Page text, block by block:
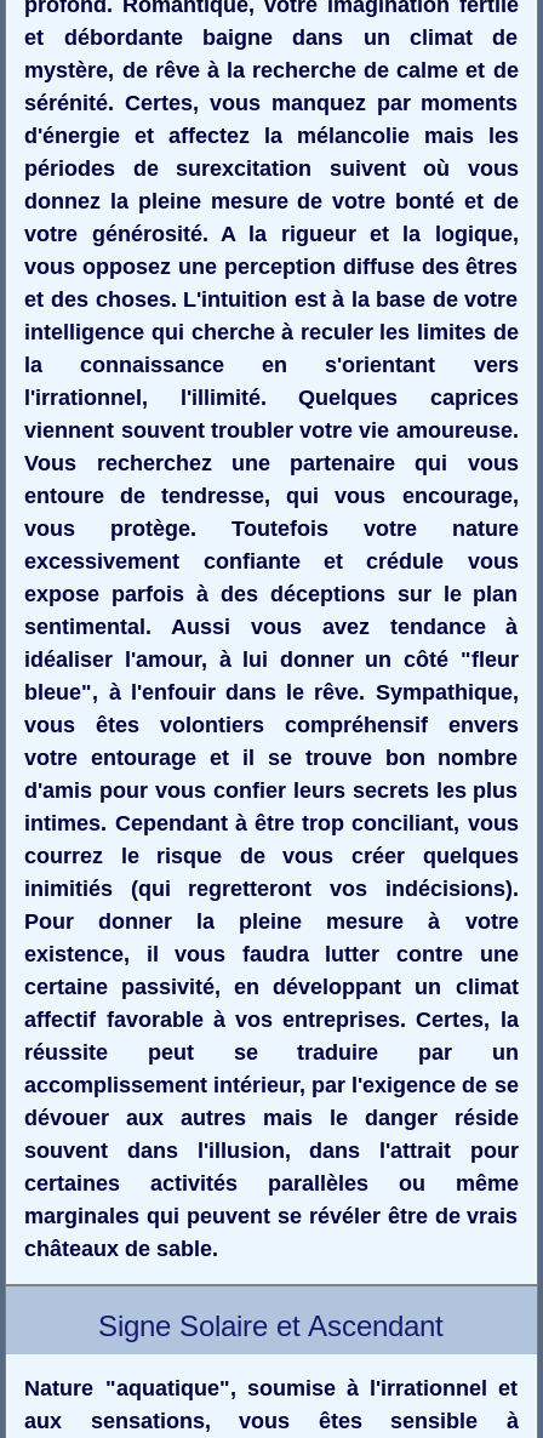
et débordante baigne dans un climat de
mystère, de rêve à la recherche de calme et de
sérénité. Certes, vous manquez par moments
d'énergie et affectez la mélancolie mais les
périodes de surexcitation suivent où vous
donnez la pleine mesure de votre bonté et de
votre générosité. A la rigueur et la logique,
vous opposez une perception diffuse des êtres
et des choses. L'intuition est à la base de votre
intelligence qui cherche à reculer les limites de
la connaissance en s'orientant vers
l'irrationnel, l'illimité. Quelques caprices
viennent souvent troubler votre vie amoureuse.
Vous recherchez une partenaire qui vous
entoure de tendresse, qui vous encourage,
vous protège. Toutefois votre nature
excessivement confiante et crédule vous
expose parfois à des déceptions sur le plan
sentimental. Aussi vous avez tendance à
idéaliser l'amour, à lui donner un côté "fleur
bleue", à l'enfouir dans le rêve. Sympathique,
vous êtes volontiers compréhensif envers
votre entourage et il se trouve bon nombre
d'amis pour vous confier leurs secrets les plus
intimes. Cependant à être trop conciliant, vous
courrez le risque de vous créer quelques
inimitiés (qui regretteront vos indécisions).
Pour donner la pleine mesure à votre
existence, il vous faudra lutter contre une
certaine passivité, en développant un climat
affectif favorable à vos entreprises. Certes, la
réussite peut se traduire par un
accomplissement intérieur, par l'exigence de se
dévouer aux autres mais le danger réside
souvent dans l'illusion, dans l'attrait pour
certaines activités parallèles ou même
marginales qui peuvent se révéler être de vrais
châteaux de sable.
Signe Solaire et Ascendant
Nature "aquatique", soumise à l'irrationnel et
aux sensations, vous êtes sensible à